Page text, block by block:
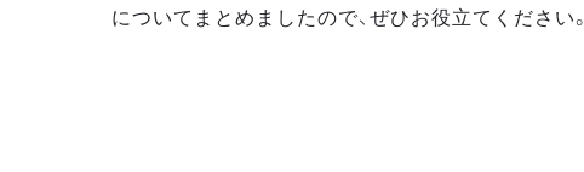
についてまとめましたので、ぜひお役立てください。